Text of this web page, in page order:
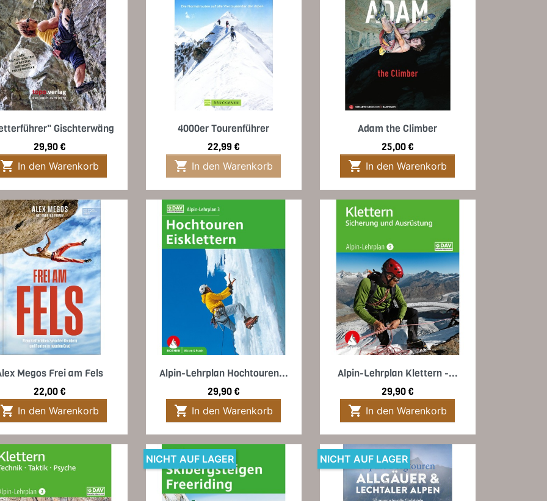
 Vorschau
Gischterwäng
Preis
29,90 €
 In den Warenkorb
Vorschau
4000er Tourenführer
Preis
22,99 €
 In den Warenkorb
Vorschau
Adam the Climber
Preis
25,00 €
 In den Warenkorb
Vorschau
Megos Frei am Fels
Preis
22,00 €
 In den Warenkorb
Vorschau
Alpin-Lehrplan Hochtouren...
Preis
29,90 €
 In den Warenkorb
 Vorschau
Alpin-Lehrplan Klettern -...
Preis
29,90 €
 In den Warenkorb
NICHT AUF LAGER NICHT AUF LAGER